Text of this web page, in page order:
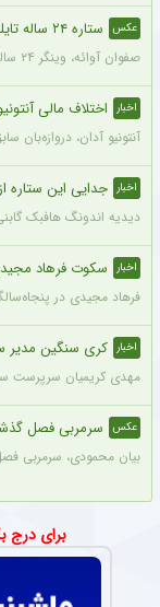
عکس ستاره ۲۴ ساله تایلندی در جریان مسابقه جان خود را از دست داد + عکس
صفوان آوائه، وینگر ۲۴ ساله تایلندی، در جریان یک مسابقه فوتبال بر اثر برخورد صاعقه جان خود را از دست داد.
اخبار اختلاف مالی
آنتونیو آدان، دروازه‌بان سابق استقلال، به
اخبار جدایی این ستاره
دیدیه اندونگ هافبک
اخبار سکوت فرهاد
فرهاد مجیدی در
اخبار کری سنگین مدیر
مهدی کریمیان سرپرست
عکس سرمربی فصل گذشته
بیان محمودی، سرمربی
برای درج